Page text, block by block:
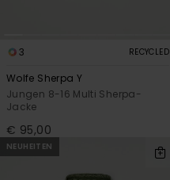
3 RECYCLED
Wolfe Sherpa Y
Jungen 8-16 Multi Sherpa-
Jacke
€ 95,00
NEUHEITEN